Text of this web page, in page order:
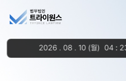
2026 . 08 . 10 (월) 04